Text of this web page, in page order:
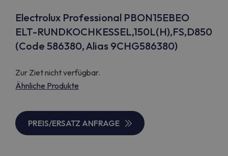
Electrolux Professional PBON15EBEO
ELT-RUNDKOCHKESSEL,150L(H),FS,D850
(Code 586380, Alias 9CHG586380)
Zur Ziet nicht verfügbar.
Ähnliche Produkte
PREIS/ERSATZ ANFRAGE